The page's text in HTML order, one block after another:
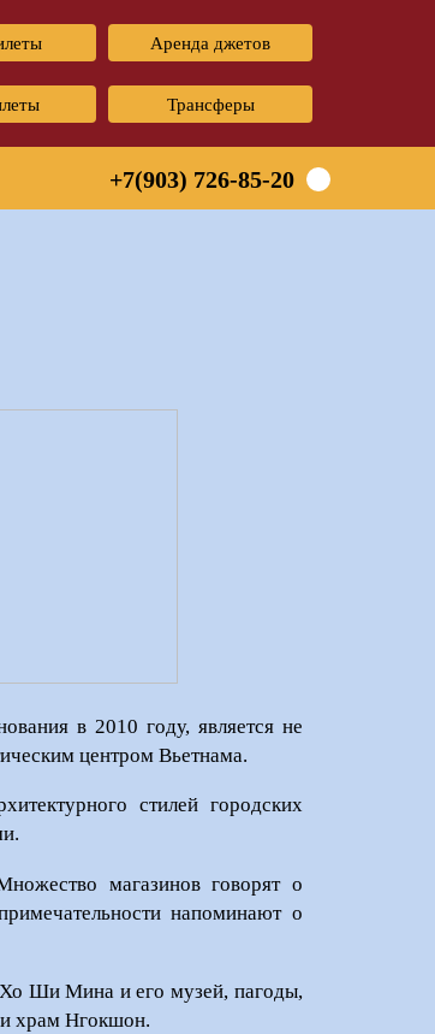
Аренда джетов
Трансферы
+7(903) 726-85-20
в 2010 году, является не
центром Вьетнама.
стилей городских
магазинов говорят о
напоминают о
Ши Мина и его музей, пагоды,
и храм Нгокшон.